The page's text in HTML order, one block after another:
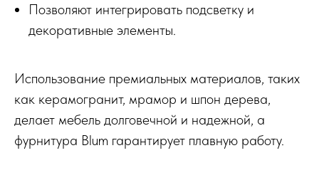
Позволяют интегрировать подсветку и
декоративные элементы.
Использование премиальных материалов, таких
как керамогранит, мрамор и шпон дерева,
делает мебель долговечной и надежной, а
фурнитура Blum гарантирует плавную работу.